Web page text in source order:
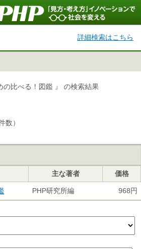
詳細検索はこちら
の比べる！図鑑 』 の検索結果
数）
主な著者 価格
PHP研究所編 968円